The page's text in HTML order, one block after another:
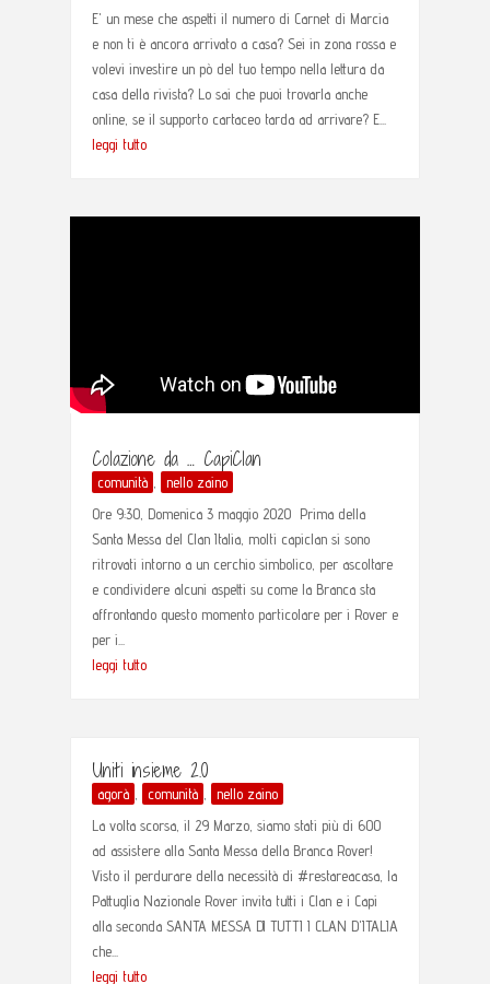
E' un mese che aspetti il numero di Carnet di Marcia
e non ti è ancora arrivato a casa? Sei in zona rossa e
volevi investire un pò del tuo tempo nella lettura da
casa della rivista? Lo sai che puoi trovarla anche
online, se il supporto cartaceo tarda ad arrivare? E...
leggi tutto
Colazione da … CapiClan
comunità
nello zaino
Ore 9:30, Domenica 3 maggio 2020 Prima della
Santa Messa del Clan Italia, molti capiclan si sono
ritrovati intorno a un cerchio simbolico, per ascoltare
e condividere alcuni aspetti su come la Branca sta
affrontando questo momento particolare per i Rover e
per i...
leggi tutto
Uniti insieme 2.0
agorà , comunità ,
nello zaino
La volta scorsa, il 29 Marzo, siamo stati più di 600
ad assistere alla Santa Messa della Branca Rover!
Visto il perdurare della necessità di #restareacasa, la
Pattuglia Nazionale Rover invita tutti i Clan e i Capi
alla seconda SANTA MESSA DI TUTTI I CLAN D'ITALIA
che...
leggi tutto